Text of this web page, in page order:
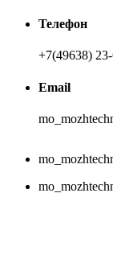
Телефон
+7(49638)
Email